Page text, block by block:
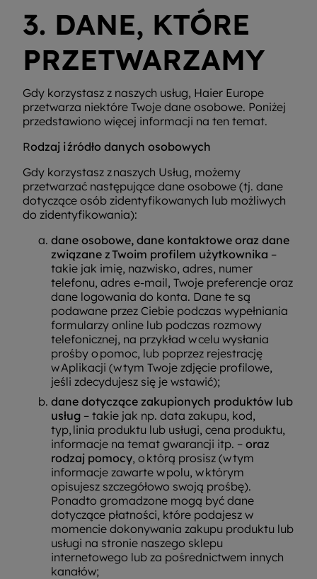
3. DANE, KTÓRE
PRZETWARZAMY
Gdy korzystasz z naszych usług, Haier Europe
przetwarza niektóre Twoje dane osobowe. Poniżej
przedstawiono więcej informacji na ten temat.
Rodzaj i źródło danych osobowych
Gdy korzystasz z naszych Usług, możemy
przetwarzać następujące dane osobowe (tj. dane
dotyczące osób zidentyfikowanych lub możliwych
do zidentyfikowania):
dane osobowe, dane kontaktowe oraz dane
związane z Twoim profilem użytkownika –
takie jak imię, nazwisko, adres, numer
telefonu, adres e-mail, Twoje preferencje oraz
dane logowania do konta. Dane te są
podawane przez Ciebie podczas wypełniania
formularzy online lub podczas rozmowy
telefonicznej, na przykład w celu wysłania
prośby o pomoc, lub poprzez rejestrację
w Aplikacji (w tym Twoje zdjęcie profilowe,
jeśli zdecydujesz się je wstawić);
dane dotyczące zakupionych produktów lub
usług – takie jak np. data zakupu, kod,
typ, linia produktu lub usługi, cena produktu,
informacje na temat gwarancji itp. – oraz
rodzaj pomocy, o którą prosisz (w tym
informacje zawarte w polu, w którym
opisujesz szczegółowo swoją prośbę).
Ponadto gromadzone mogą być dane
dotyczące płatności, które podajesz w
momencie dokonywania zakupu produktu lub
usługi na stronie naszego sklepu
internetowego lub za pośrednictwem innych
kanałów;